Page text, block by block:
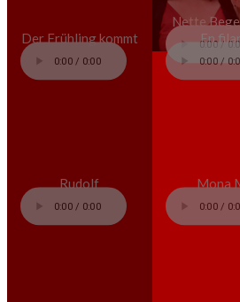
Nette
Der Frühling kommt
En
Rudolf Mona